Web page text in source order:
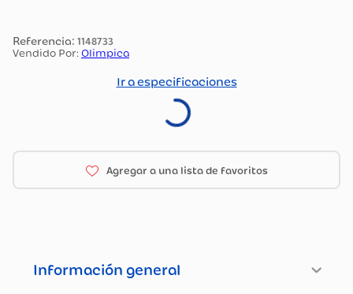
: 1148733
Vendido Por: Olimpica
Ir a especificaciones
Información general